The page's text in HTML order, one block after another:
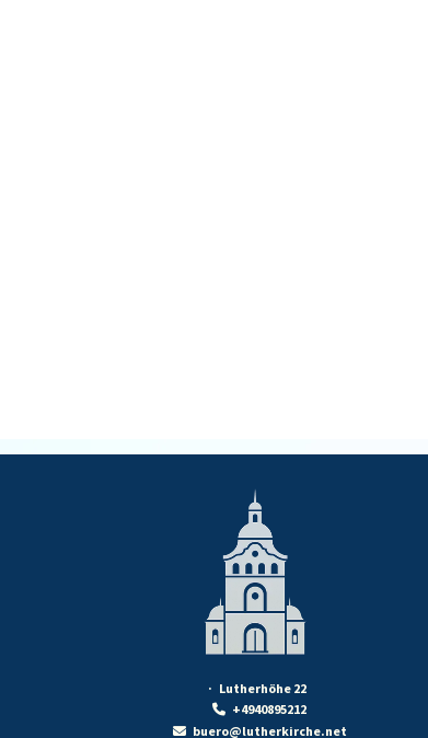
· Lutherhöhe 22
 +4940895212
buero@lutherkirche.net